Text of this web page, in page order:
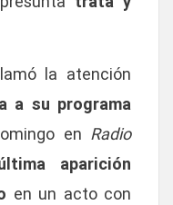
la atención
a su programa
en Radio
aparición
en un acto con